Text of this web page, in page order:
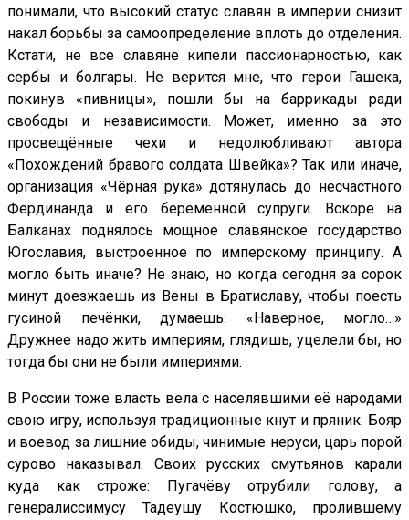
понимали, что высокий статус славян в империи снизит
накал борьбы за самоопределение вплоть до отделения.
Кстати, не все славяне кипели пассионарностью, как
сербы и болгары. Не верится мне, что герои Гашека,
покинув «пивницы», пошли бы на баррикады ради
свободы и независимости. Может, именно за это
просвещённые чехи и недолюбливают автора
«Похождений бравого солдата Швейка»? Так или иначе,
организация «Чёрная рука» дотянулась до несчастного
Фердинанда и его беременной супруги. Вскоре на
Балканах поднялось мощное славянское государство
Югославия, выстроенное по имперскому принципу. А
могло быть иначе? Не знаю, но когда сегодня за сорок
минут доезжаешь из Вены в Братиславу, чтобы поесть
гусиной печёнки, думаешь: «Наверное, могло…»
Дружнее надо жить империям, глядишь, уцелели бы, но
тогда бы они не были империями.
В России тоже власть вела с населявшими её народами
свою игру, используя традиционные кнут и пряник. Бояр
и воевод за лишние обиды, чинимые неруси, царь порой
сурово наказывал. Своих русских смутьянов карали
куда как строже: Пугачёву отрубили голову, а
генералиссимусу Тадеушу Костюшко, пролившему